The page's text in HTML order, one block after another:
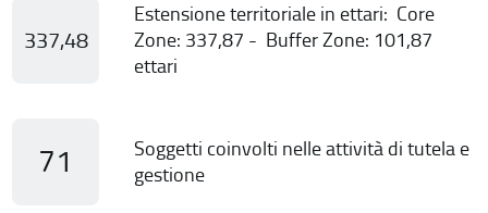
337,48
Estensione territoriale in ettari: Core
Zone: 337,87 - Buffer Zone: 101,87
ettari
71
Soggetti coinvolti nelle attività di tutela e
gestione